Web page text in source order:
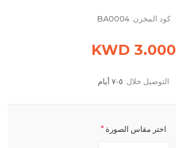
كود المخزن: BA0004
3.000 KWD
التوصيل خلال: ٥-٧ أيام
اختر مقاس الصورة *